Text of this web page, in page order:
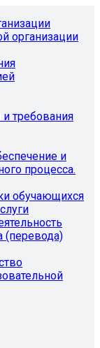
организации
требования
и
процесса.
обучающихся
(перевода)